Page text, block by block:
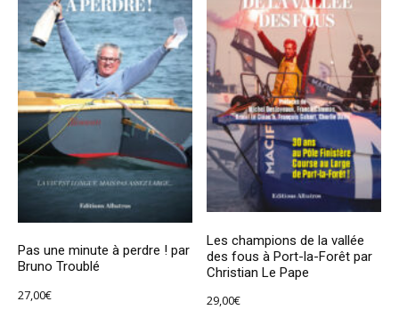
Pas une minute à perdre ! par
Bruno Troublé
27,00€
Les champions de la vallée
des fous à Port-la-Forêt par
Christian Le Pape
29,00€